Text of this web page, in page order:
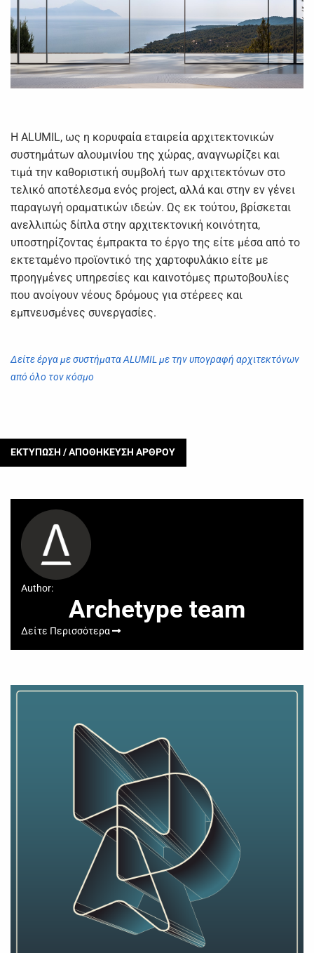
Η ALUMIL, ως η κορυφαία εταιρεία αρχιτεκτονικών
συστημάτων αλουμινίου της χώρας, αναγνωρίζει και
τιμά την καθοριστική συμβολή των αρχιτεκτόνων στο
τελικό αποτέλεσμα ενός project, αλλά και στην εν γένει
παραγωγή οραματικών ιδεών. Ως εκ τούτου, βρίσκεται
ανελλιπώς δίπλα στην αρχιτεκτονική κοινότητα,
υποστηρίζοντας έμπρακτα το έργο της είτε μέσα από το
εκτεταμένο προϊοντικό της χαρτοφυλάκιο είτε με
προηγμένες υπηρεσίες και καινοτόμες πρωτοβουλίες
που ανοίγουν νέους δρόμους για στέρεες και
εμπνευσμένες συνεργασίες.
Δείτε έργα με συστήματα ALUMIL με την υπογραφή αρχιτεκτόνων
από όλο τον κόσμο
ΕΚΤΥΠΩΣΗ / ΑΠΟΘΗΚΕΥΣΗ ΑΡΘΡΟΥ
Author:
Archetype team
Δείτε Περισσότερα